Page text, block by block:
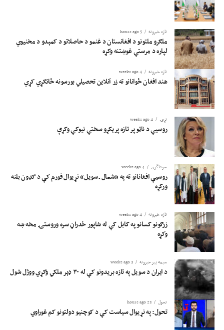
تازه خبرونه 5 hours ago
ملګرو ملتونو د افغانستان د غنمو د حاصلاتو د کمېدو د مخنیوي
لپاره د مرستې غوښتنه وکړه
تازه خبرونه 4 weeks ago
هند افغان ځوانانو ته زر آنلاین تحصیلي بورسونه ځانګړي کړي
نړۍ 4 weeks ago
روسیې د ناټو پر تازه پرېکړو سختې نیوکې وکړې
سوداگري 4 weeks ago
روسیې افغانانو ته په «شمال ـ سویل» نړیوال فورم کې د ګډون بلنه
ورکړه
تازه خبرونه 4 weeks ago
زرګونو کسانو په کابل کې له شاپور ځدراڼ سره وروستۍ مخه ښه
وکړه
سیمه ییز خبرونه 3 weeks ago
د ایران د سویل په تازه بریدونو کې له ۳۰ ډېر ملکي وګړي ووژل شول
تحول 23 hours ago
تحول: په نړیوال سیاست کې د کوچنیو دولتونو کم غوراوي